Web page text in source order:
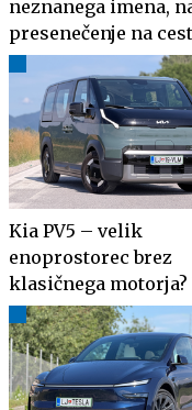
neznanega imena,
presenečenje na
lahko je hit
Kia PV5 – velik
enoprostorec brez
klasičnega motorja?
odgovore tudi na
avtocesto.